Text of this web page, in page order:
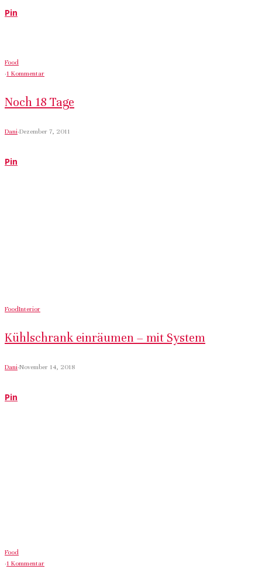
Pin
Food
·1 Kommentar
Noch 18 Tage
Dani·Dezember 7, 2011
Pin
FoodInterior
Kühlschrank einräumen – mit System
Dani·November 14, 2018
Pin
Food
·1 Kommentar